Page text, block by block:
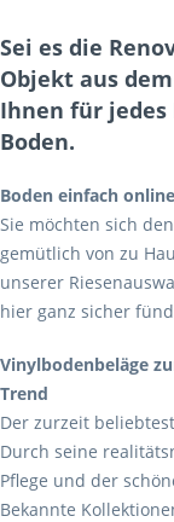
Sei es die
Objekt aus
Ihnen für jedes
Boden.
Boden einfach
Sie möchten sich
gemütlich von zu
unserer
hier ganz sicher
Vinylbodenbeläge
Trend
Der zurzeit
Durch seine
Pflege und der
Bekannte